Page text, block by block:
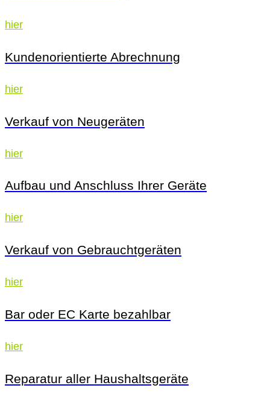
hier
Kundenorientierte Abrechnung
hier
Verkauf von Neugeräten
hier
Aufbau und Anschluss Ihrer Geräte
hier
Verkauf von Gebrauchtgeräten
hier
Bar oder EC Karte bezahlbar
hier
Reparatur aller Haushaltsgeräte